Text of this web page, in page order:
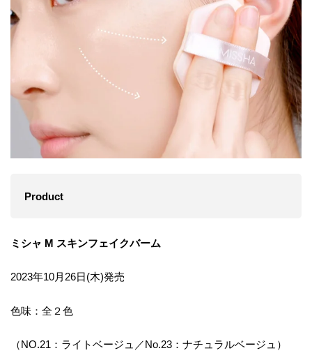
Product
ミシャ M スキンフェイクバーム
2023年10月26日(木)発売
色味：全２色
（NO.21：ライトベージュ／No.23：ナチュラルベージュ）